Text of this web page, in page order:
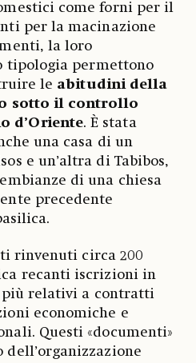
come forni per il
per la macinazione
la loro
tipologia permettono
le abitudini della
sotto il controllo
d’Oriente. È stata
una casa di un
e un’altra di Tabibos,
di una chiesa
precedente
rinvenuti circa 200
recanti iscrizioni in
più relativi a contratti
economiche e
Questi «documenti»